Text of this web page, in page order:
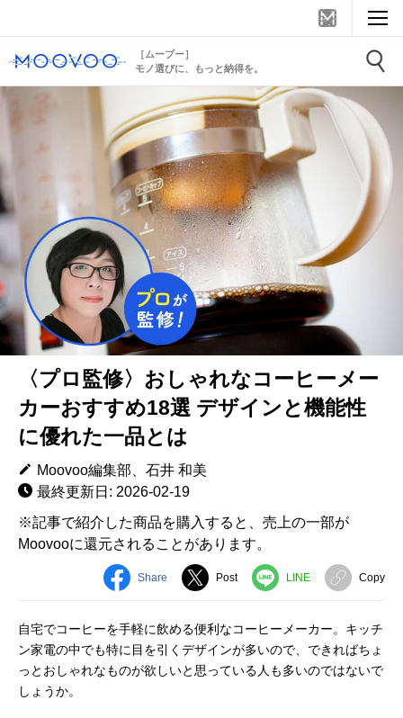
［ムーブー］
モノ選びに、もっと納得を。
〈プロ監修〉おしゃれなコーヒーメー
カーおすすめ18選 デザインと機能性
に優れた一品とは
Moovoo編集部、石井 和美
最終更新日: 2026-02-19
※記事で紹介した商品を購入すると、売上の一部が
Moovooに還元されることがあります。
Share Post LINE Copy
自宅でコーヒーを手軽に飲める便利なコーヒーメーカー。キッチ
ン家電の中でも特に目を引くデザインが多いので、できればちょ
っとおしゃれなものが欲しいと思っている人も多いのではないで
しょうか。